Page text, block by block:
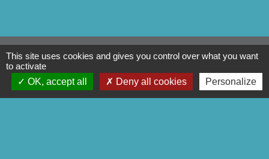
Contact
Commune de Séglien
1 Rue Yves Le Calvé
This site uses cookies and gives you control over what you want
to activate
OK, accept all
Deny all cookies Personalize